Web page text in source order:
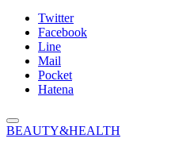
Twitter
Facebook
Line
Mail
Pocket
Hatena
BEAUTY&HEALTH